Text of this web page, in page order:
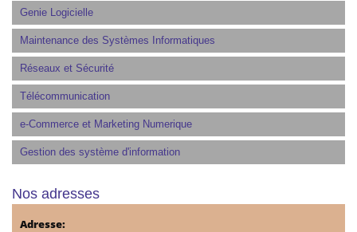
Genie Logicielle
Maintenance des Systèmes Informatiques
Réseaux et Sécurité
Télécommunication
e-Commerce et Marketing Numerique
Gestion des système d'information
Nos adresses
Adresse: